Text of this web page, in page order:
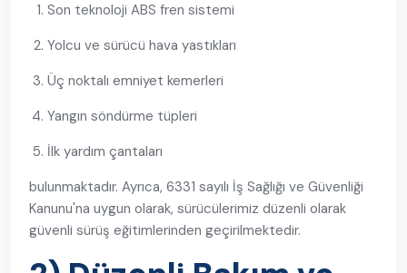
Son teknoloji ABS fren sistemi
Yolcu ve sürücü hava yastıkları
Üç noktalı emniyet kemerleri
Yangın söndürme tüpleri
İlk yardım çantaları
bulunmaktadır. Ayrıca, 6331 sayılı İş Sağlığı ve Güvenliği
Kanunu'na uygun olarak, sürücülerimiz düzenli olarak
güvenli sürüş eğitimlerinden geçirilmektedir.